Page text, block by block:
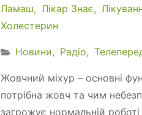
Ламаш
Лікар Знає
Холестерин
Новини Радіо
Жовчний міхур – основні
потрібна жовч та чим
загрожує нормальній